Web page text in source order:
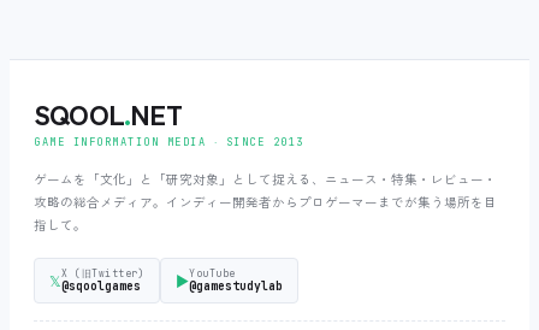
SQOOL.NET
GAME INFORMATION MEDIA ‧ SINCE 2013
ゲームを「文化」と「研究対象」として捉える、ニュース・特集・レビュー・
攻略の総合メディア。インディー開発者からプロゲーマーまでが集う場所を目
指して。
𝕏X (旧Twitter)
@sqoolgames ▶YouTube
@gamestudylab